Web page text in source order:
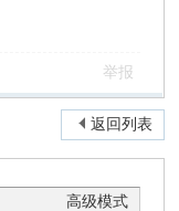
举报
返回列表
高级模式